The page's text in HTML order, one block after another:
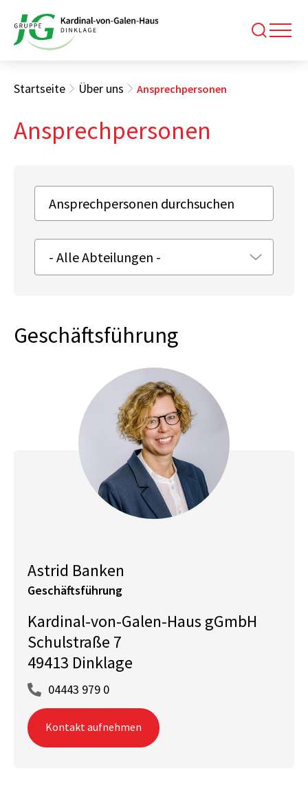
Startseite Über uns Ansprechpersonen
Ansprechpersonen
Geschäftsführung
Astrid Banken
Geschäftsführung
Kardinal-von-Galen-Haus gGmbH
Schulstraße 7
49413 Dinklage
04443 979 0
Kontakt aufnehmen